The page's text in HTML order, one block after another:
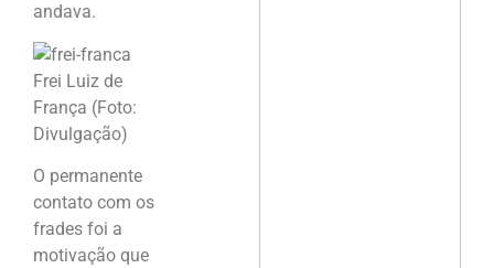
andava.
Frei Luiz de
França (Foto:
Divulgação)
O permanente
contato com os
frades foi a
motivação que